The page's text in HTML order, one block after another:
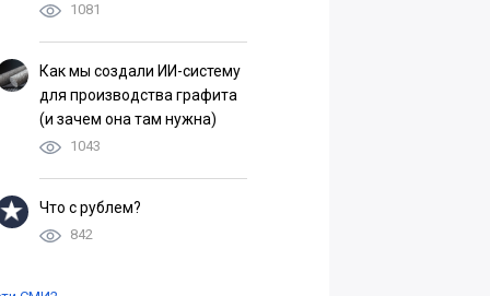
1081
Как мы создали ИИ-систему
для производства графита
(и зачем она там нужна)
1043
Что с рублем?
842